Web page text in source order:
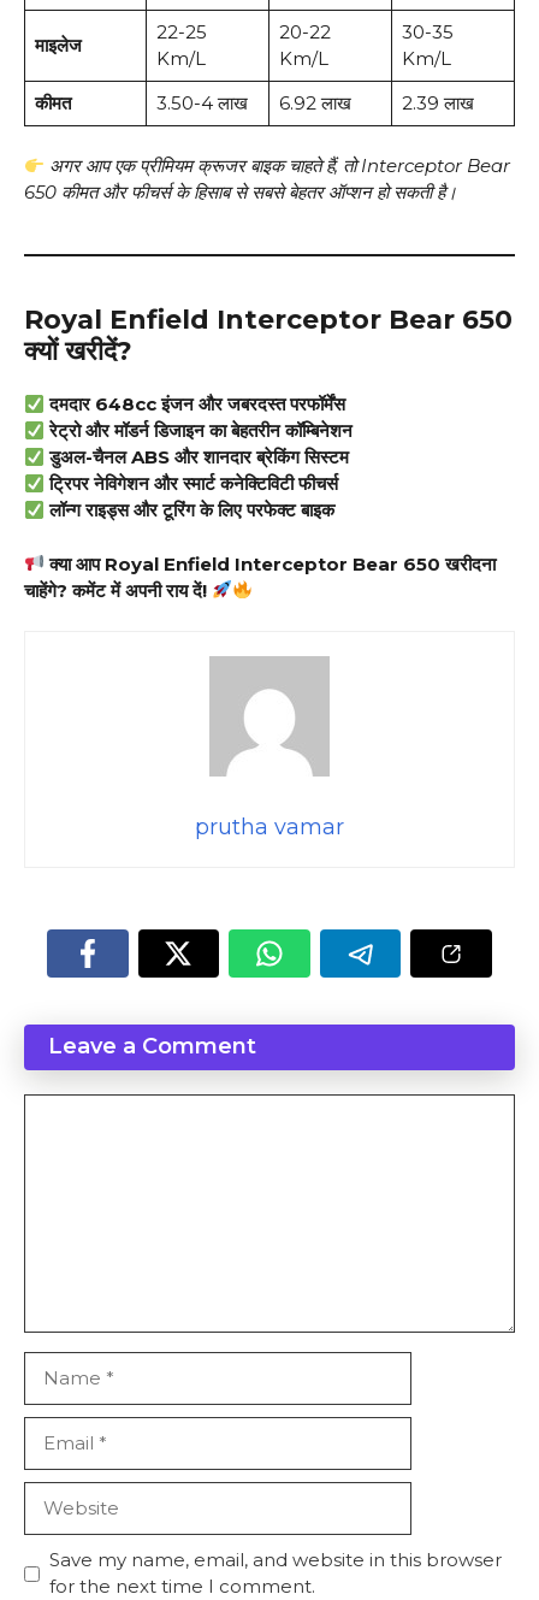
माइलेज
22-25
Km/L
20-22
Km/L
30-35
Km/L
कीमत
₹3.50-4 लाख ₹6.92 लाख ₹2.39 लाख
अगर आप एक प्रीमियम क्रूजर बाइक चाहते हैं, तो Interceptor Bear
650 कीमत और फीचर्स के हिसाब से सबसे बेहतर ऑप्शन हो सकती है।
Royal Enfield Interceptor Bear 650
क्यों खरीदें?
दमदार 648cc इंजन और जबरदस्त परफॉर्मेंस
रेट्रो और मॉडर्न डिजाइन का बेहतरीन कॉम्बिनेशन
डुअल-चैनल ABS और शानदार ब्रेकिंग सिस्टम
ट्रिपर नेविगेशन और स्मार्ट कनेक्टिविटी फीचर्स
लॉन्ग राइड्स और टूरिंग के लिए परफेक्ट बाइक
क्या आप Royal Enfield Interceptor Bear 650 खरीदना
चाहेंगे? कमेंट में अपनी राय दें!
prutha vamar
Leave a Comment
Save my name, email, and website in this browser
for the next time I comment.